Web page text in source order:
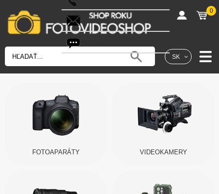
SK
shop@fotovideoshop.sk
0
FOTOAPARÁTY VIDEOKAMERY